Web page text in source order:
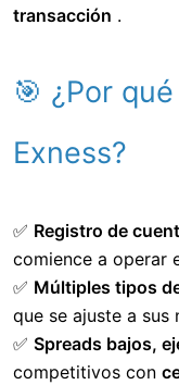
transacción .
🎯 ¿Por
Exness?
✅ Registro de
comience a operar
✅ Múltiples tipos
que se ajuste a sus
✅ Spreads bajos,
competitivos con